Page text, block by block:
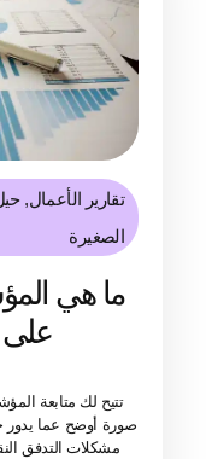
تقارير الأعمال,
الصغيرة
ما هي
على
تتيح لك متابعة
صورة أوضح عما يدور
مشكلات التدفق